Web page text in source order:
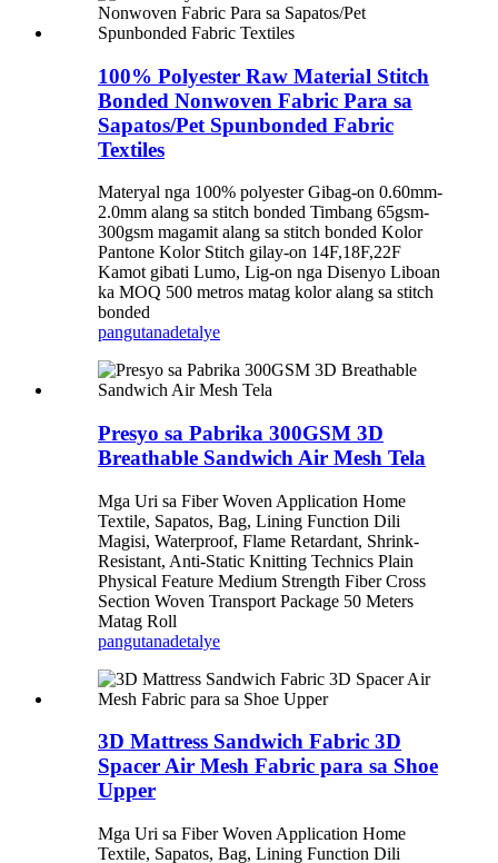
100% Polyester Raw Material Stitch
Bonded Nonwoven Fabric Para sa
Sapatos/Pet Spunbonded Fabric
Textiles
Materyal nga 100% polyester Gibag-on 0.60mm-
2.0mm alang sa stitch bonded Timbang 65gsm-
300gsm magamit alang sa stitch bonded Kolor
Pantone Kolor Stitch gilay-on 14F,18F,22F
Kamot gibati Lumo, Lig-on nga Disenyo Liboan
ka MOQ 500 metros matag kolor alang sa stitch
bonded
pangutanadetalye
Presyo sa Pabrika 300GSM 3D
Breathable Sandwich Air Mesh Tela
Mga Uri sa Fiber Woven Application Home
Textile, Sapatos, Bag, Lining Function Dili
Magisi, Waterproof, Flame Retardant, Shrink-
Resistant, Anti-Static Knitting Technics Plain
Physical Feature Medium Strength Fiber Cross
Section Woven Transport Package 50 Meters
Matag Roll
pangutanadetalye
3D Mattress Sandwich Fabric 3D
Spacer Air Mesh Fabric para sa Shoe
Upper
Mga Uri sa Fiber Woven Application Home
Textile, Sapatos, Bag, Lining Function Dili